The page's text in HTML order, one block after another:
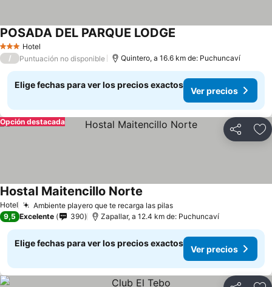
3 Estrellas
Hotel
POSADA DEL PARQUE LODGE
/ Puntuación no disponible Quintero, a 16.6 km de: Puchuncaví
Elige fechas para ver los precios exactos
Ver precios
Compartir
Opción destacada
Hotel Ambiente playero que te recarga las pilasVer precios
Hostal Maitencillo Norte
9,5 Excelente 390 Zapallar, a 12.4 km de: Puchuncaví
Elige fechas para ver los precios exactos
Ver precios